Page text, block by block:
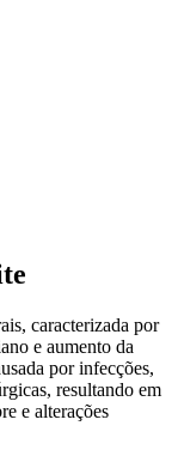
caracterizada por
e aumento da
por infecções,
resultando em
e alterações